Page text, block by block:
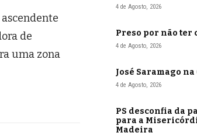
de
uma zona
4 de Agosto, 2026
Preso por não ter
4 de Agosto, 2026
José Saramago
4 de Agosto, 2026
PS desconfia da
para a
Madeira